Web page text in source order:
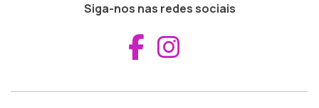
Siga-nos nas redes sociais
Aceder ao